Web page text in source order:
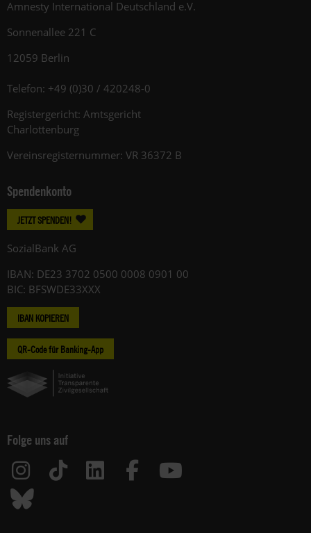
Amnesty International Deutschland e.V.
Sonnenallee 221 C
12059 Berlin
Telefon: +49 (0)30 / 420248-0
Registergericht: Amtsgericht
Charlottenburg
Vereinsregisternummer: VR 36372 B
Spendenkonto
JETZT SPENDEN!
SozialBank AG
IBAN: DE23 3702 0500 0008 0901 00
BIC: BFSWDE33XXX
IBAN KOPIEREN
QR-Code für Banking-App
Folge uns auf